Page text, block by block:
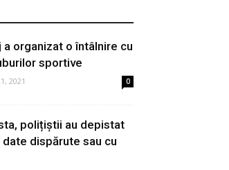
organizat o întâlnire cu
sportive
2021 0
polițiștii au depistat
dispărute sau cu